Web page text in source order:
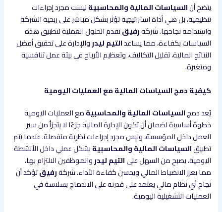
يتضح أنالسياسات المالية والمحاسبيةليست مجرد إجراءات
تنظيمية، بل هي أداة استراتيجية تؤثر بشكل مباشر على ربحية الشركة
واستدامة نجاحها. شركةرفيقتقدم الحلول العملية لتطبيق هذه
السياسات بكفاءة، مما يساعدالتيم ليدروالإدارة على تحقيق أفضل
النتائج المالية، تقليل التكاليف، وتعظيم الأرباح في بيئة عمل تنافسية
ومتغيرة.
كيفية دمج السياسات المالية مع العمليات اليومية
يُعد دمجالسياسات المالية والمحاسبيةمع العمليات اليومية
خطوة أساسية لضمان أن تكون الإدارة المالية جزءًا لا يتجزأ من سير
العمل داخل المؤسسة، وليس مجرد إجراءات نظرية منفصلة. عندما يتم
تطبيقالسياسات المالية والمحاسبيةبشكل عملي داخل الأنشطة
اليومية، يصبح من السهل علىالتيم ليدروالموظفين الالتزام بها،
مما يعزز الانضباط المالي ويحسن كفاءة الأداء. شركةرفيقتؤكد أن
نجاح أي نظام مالي يعتمد على قدرته على الاندماج بسلاسة في
العمليات التشغيلية اليومية.